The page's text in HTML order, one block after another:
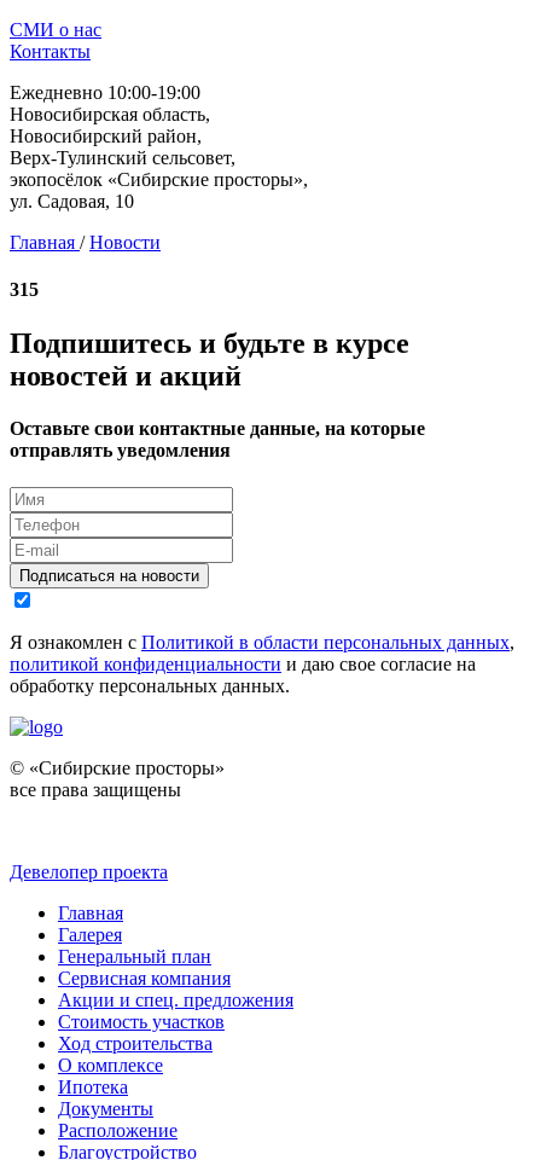
СМИ о нас
Контакты
Ежедневно 10:00-19:00
Новосибирская область,
Новосибирский район,
Верх-Тулинский сельсовет,
экопосёлок «Сибирские просторы»,
ул. Садовая, 10
Главная / Новости
315
Подпишитесь и будьте в курсе
новостей и акций
Оставьте свои контактные данные, на которые
отправлять уведомления
Подписаться на новости
Я ознакомлен с Политикой в области персональных данных,
политикой конфиденциальности и даю свое согласие на
обработку персональных данных.
© «Сибирские просторы»
все права защищены
Девелопер проекта
Главная
Галерея
Генеральный план
Сервисная компания
Акции и спец. предложения
Стоимость участков
Ход строительства
О комплексе
Ипотека
Документы
Расположение
Благоустройство